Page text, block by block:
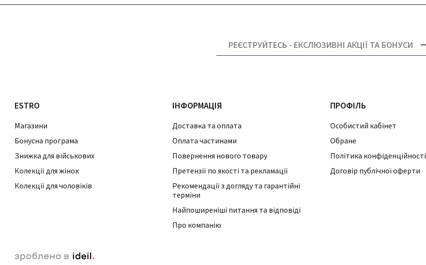
РЕЄСТРУЙТЕСЬ - ЕКСЛЮЗИВНІ АКЦІЇ ТА БОНУСИ
ESTRO
Магазини
Бонусна програма
Знижка для військових
Колекції для жінок
Колекції для чоловіків
ІНФОРМАЦІЯ
Доставка та оплата
Оплата частинами
Повернення нового товару
Претензії по якості та рекламації
Рекомендації з догляду та гарантійні
терміни
Найпоширеніші питання та відповіді
Про компанію
ПРОФІЛЬ
Особистий кабінет
Обране
Політика конфіденційності
Договір публічної оферти